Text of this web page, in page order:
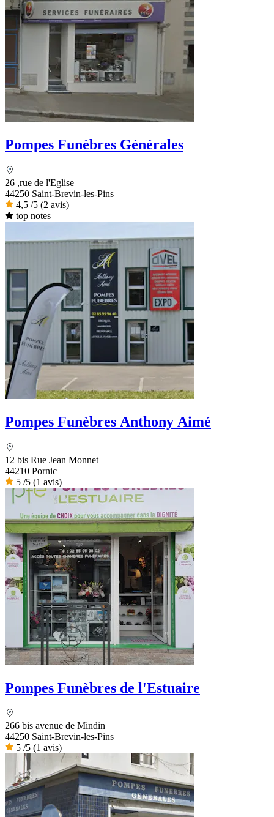
Pompes Funèbres Générales
26 ,rue de l'Eglise
44250 Saint-Brevin-les-Pins
4,5 /5 (2 avis)
top notes
Pompes Funèbres Anthony Aimé
12 bis Rue Jean Monnet
44210 Pornic
5 /5 (1 avis)
Pompes Funèbres de l'Estuaire
266 bis avenue de Mindin
44250 Saint-Brevin-les-Pins
5 /5 (1 avis)